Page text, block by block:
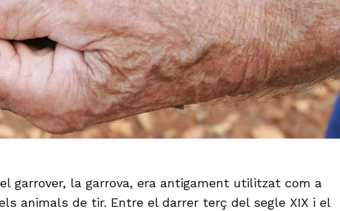
garrover, la garrova, era antigament utilitzat com a
animals de tir. Entre el darrer terç del segle XIX i el